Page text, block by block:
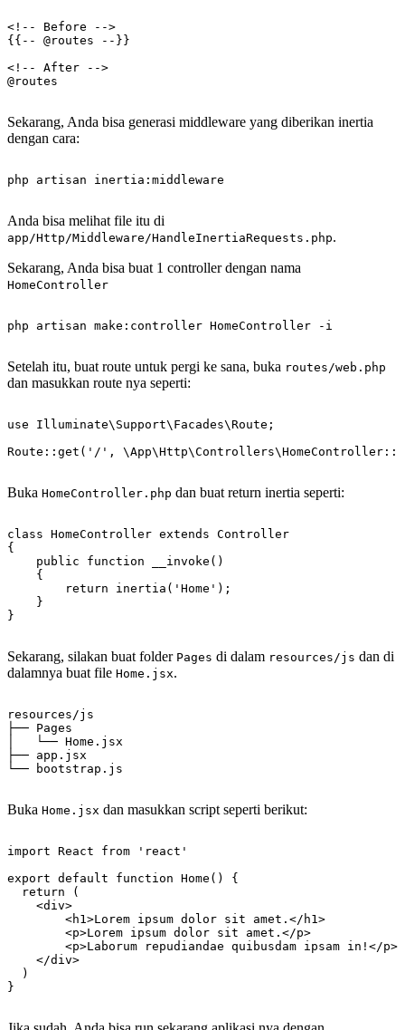
<!-- Before -->
{{-- @routes --}}
<!-- After -->
Sekarang, Anda bisa generasi middleware yang diberikan inertia
dengan cara:
Anda bisa melihat file itu di
app/Http/Middleware/HandleInertiaRequests.php.
Sekarang, Anda bisa buat 1 controller dengan nama
HomeController
Setelah itu, buat route untuk pergi ke sana, buka routes/web.php
dan masukkan route nya seperti:
use Illuminate\Support\Facades\Route;
Buka HomeController.php dan buat return inertia seperti:
class HomeController extends Controller
{
    public function __invoke()
    {
        return inertia('Home');
    }
Sekarang, silakan buat folder Pages di dalam resources/js dan di
dalamnya buat file Home.jsx.
resources/js
├── Pages
│   └── Home.jsx
├── app.jsx
Buka Home.jsx dan masukkan script seperti berikut:
import React from 'react'
export default function Home() {
  return (
    <div>
        <h1>Lorem ipsum dolor sit amet.</h1>
        <p>Lorem ipsum dolor sit amet.</p>
        <p>Laborum repudiandae quibusdam ipsam in!</p>
    </div>
  )